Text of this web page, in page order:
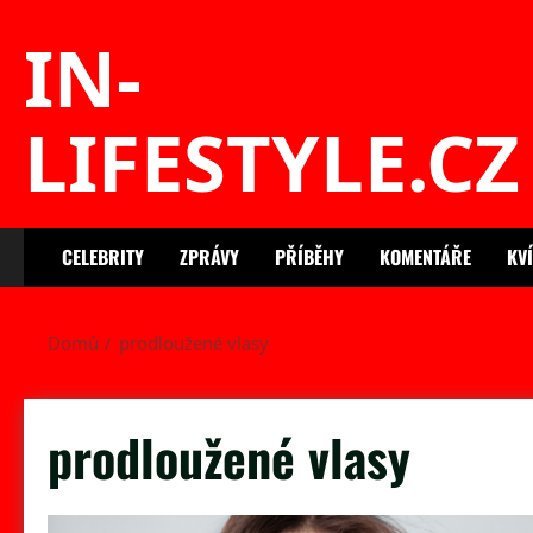
IN-
LIFESTYLE.CZ
CELEBRITY ZPRÁVY PŘÍBĚHY KOMENTÁŘE
Domů prodloužené vlasy
prodloužené vlasy